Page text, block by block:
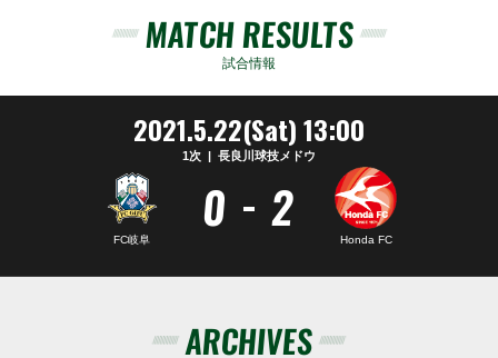
MATCH RESULTS
試合情報
2021.5.22(Sat) 13:00
1次 長良川球技メドウ
FC岐阜
0 - 2
Honda FC
ARCHIVES